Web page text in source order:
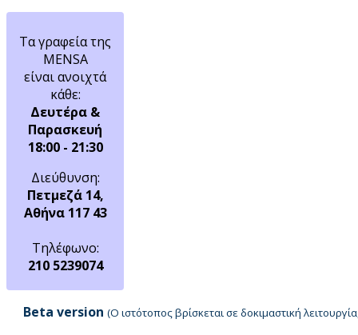
Τα γραφεία της
MENSA
είναι ανοιχτά
κάθε:
Δευτέρα &
Παρασκευή
18:00 - 21:30
Διεύθυνση:
Πετμεζά 14,
Αθήνα 117 43
Τηλέφωνο:
210 5239074
Beta version (Ο ιστότοπος βρίσκεται σε δοκιμαστική